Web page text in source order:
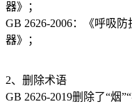
器》；
GB 2626-2006：《呼吸
器》；
2、删除术语
GB 2626-2019删除了“烟